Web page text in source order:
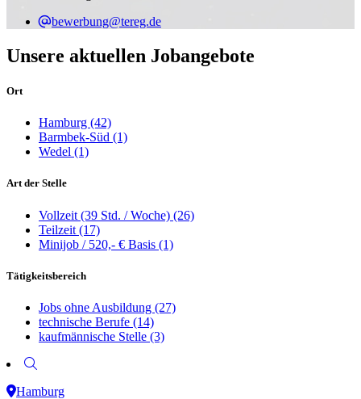
bewerbung@tereg.de
Unsere aktuellen Jobangebote
Ort
Hamburg (42)
Barmbek-Süd (1)
Wedel (1)
Art der Stelle
Vollzeit (39 Std. / Woche) (26)
Teilzeit (17)
Minijob / 520,- € Basis (1)
Tätigkeitsbereich
Jobs ohne Ausbildung (27)
technische Berufe (14)
kaufmännische Stelle (3)
Hamburg